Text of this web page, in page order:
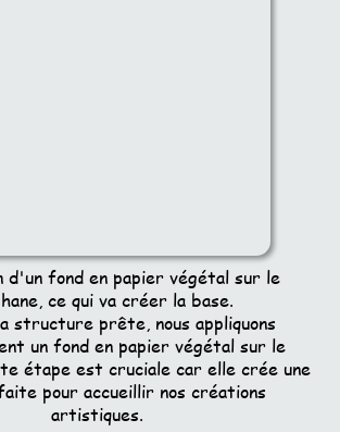
d'un fond en papier végétal sur le
ce qui va créer la base.
structure prête, nous appliquons
un fond en papier végétal sur le
étape est cruciale car elle crée une
pour accueillir nos créations
artistiques.